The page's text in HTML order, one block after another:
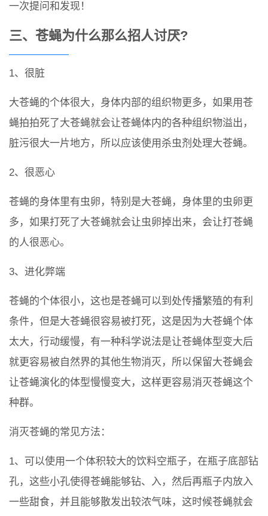
一次提问和发现！
三、苍蝇为什么那么招人讨厌?
1、很脏
大苍蝇的个体很大，身体内部的组织物更多，如果用苍
蝇拍拍死了大苍蝇就会让苍蝇体内的各种组织物溢出，
脏污很大一片地方，所以应该使用杀虫剂处理大苍蝇。
2、很恶心
苍蝇的身体里有虫卵，特别是大苍蝇，身体里的虫卵更
多，如果打死了大苍蝇就会让虫卵掉出来，会让打苍蝇
的人很恶心。
3、进化弊端
苍蝇的个体很小，这也是苍蝇可以到处传播繁殖的有利
条件，但是大苍蝇很容易被打死，这是因为大苍蝇个体
太大，行动缓慢，有一种科学说法是让苍蝇体型变大后
就更容易被自然界的其他生物消灭，所以保留大苍蝇会
让苍蝇演化的体型慢慢变大，这样更容易消灭苍蝇这个
种群。
消灭苍蝇的常见方法：
1、可以使用一个体积较大的饮料空瓶子，在瓶子底部钻
孔，这些小孔使得苍蝇能够钻、入，然后再瓶子内放入
一些甜食，并且能够散发出较浓气味，这时候苍蝇就会